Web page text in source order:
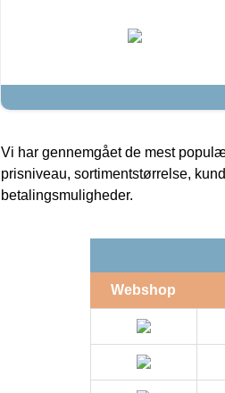
Vi har gennemgået de mest
prisniveau, sortimentstørrelse,
betalingsmuligheder.
Webshop